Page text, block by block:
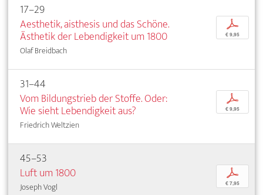
17–29
Aesthetik, aisthesis und das Schöne.
Ästhetik der Lebendigkeit um 1800
Olaf Breidbach
p
€ 9,95
31–44
Vom Bildungstrieb der Stoffe. Oder:
Wie sieht Lebendigkeit aus?
Friedrich Weltzien
p
€ 9,95
45–53
Luft um 1800
Joseph Vogl
p
€ 7,95